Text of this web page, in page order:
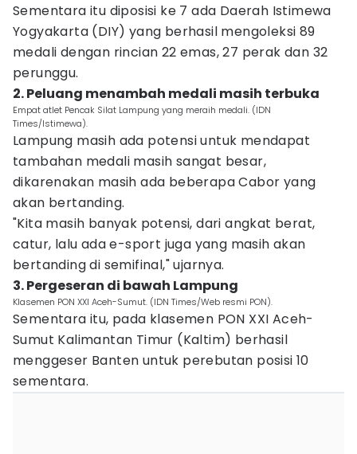
Sementara itu diposisi ke 7 ada Daerah Istimewa
Yogyakarta (DIY) yang berhasil mengoleksi 89
medali dengan rincian 22 emas, 27 perak dan 32
perunggu.
2. Peluang menambah medali masih terbuka
Empat atlet Pencak Silat Lampung yang meraih medali. (IDN
Times/Istimewa).
Lampung masih ada potensi untuk mendapat
tambahan medali masih sangat besar,
dikarenakan masih ada beberapa Cabor yang
akan bertanding.
"Kita masih banyak potensi, dari angkat berat,
catur, lalu ada e-sport juga yang masih akan
bertanding di semifinal," ujarnya.
3. Pergeseran di bawah Lampung
Klasemen PON XXI Aceh-Sumut. (IDN Times/Web resmi PON).
Sementara itu, pada klasemen PON XXI Aceh-
Sumut Kalimantan Timur (Kaltim) berhasil
menggeser Banten untuk perebutan posisi 10
sementara.